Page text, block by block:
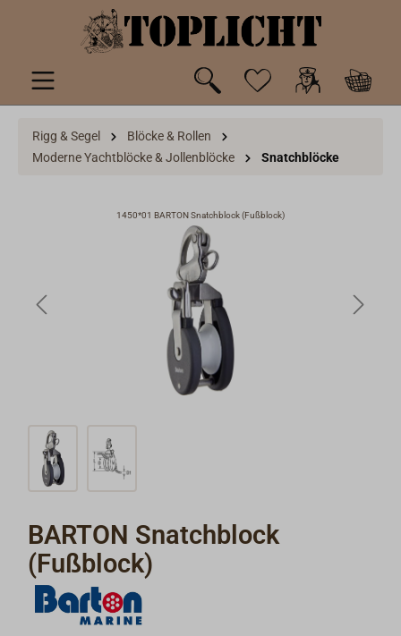
springen
Rigg & Segel
Blöcke & Rollen
Moderne Yachtblöcke & Jollenblöcke
Snatchblöcke
1450*01 BARTON Snatchblock (Fußblock)
BARTON Snatchblock
(Fußblock)